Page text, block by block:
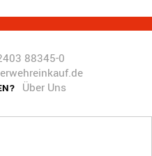
88345-0
Über Uns